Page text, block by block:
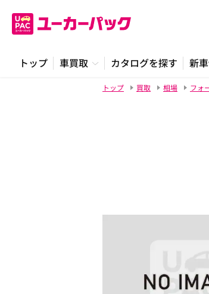
トップ 車買取 カタログを探す 新
トップ 買取 相場 フォ